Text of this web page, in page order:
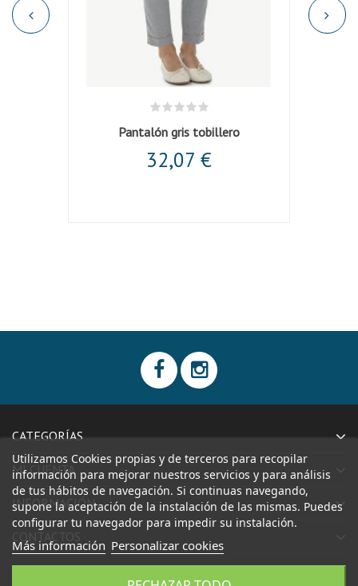
Pantalón gris tobillero
32,07 €
CATEGORÍAS
MI CUENTA
INFORMACIÓN
Utilizamos Cookies propias y de terceros para recopilar
información para mejorar nuestros servicios y para análisis
de tus hábitos de navegación. Si continuas navegando,
supone la aceptación de la instalación de las mismas. Puedes
configurar tu navegador para impedir su instalación.
Más información Personalizar cookies